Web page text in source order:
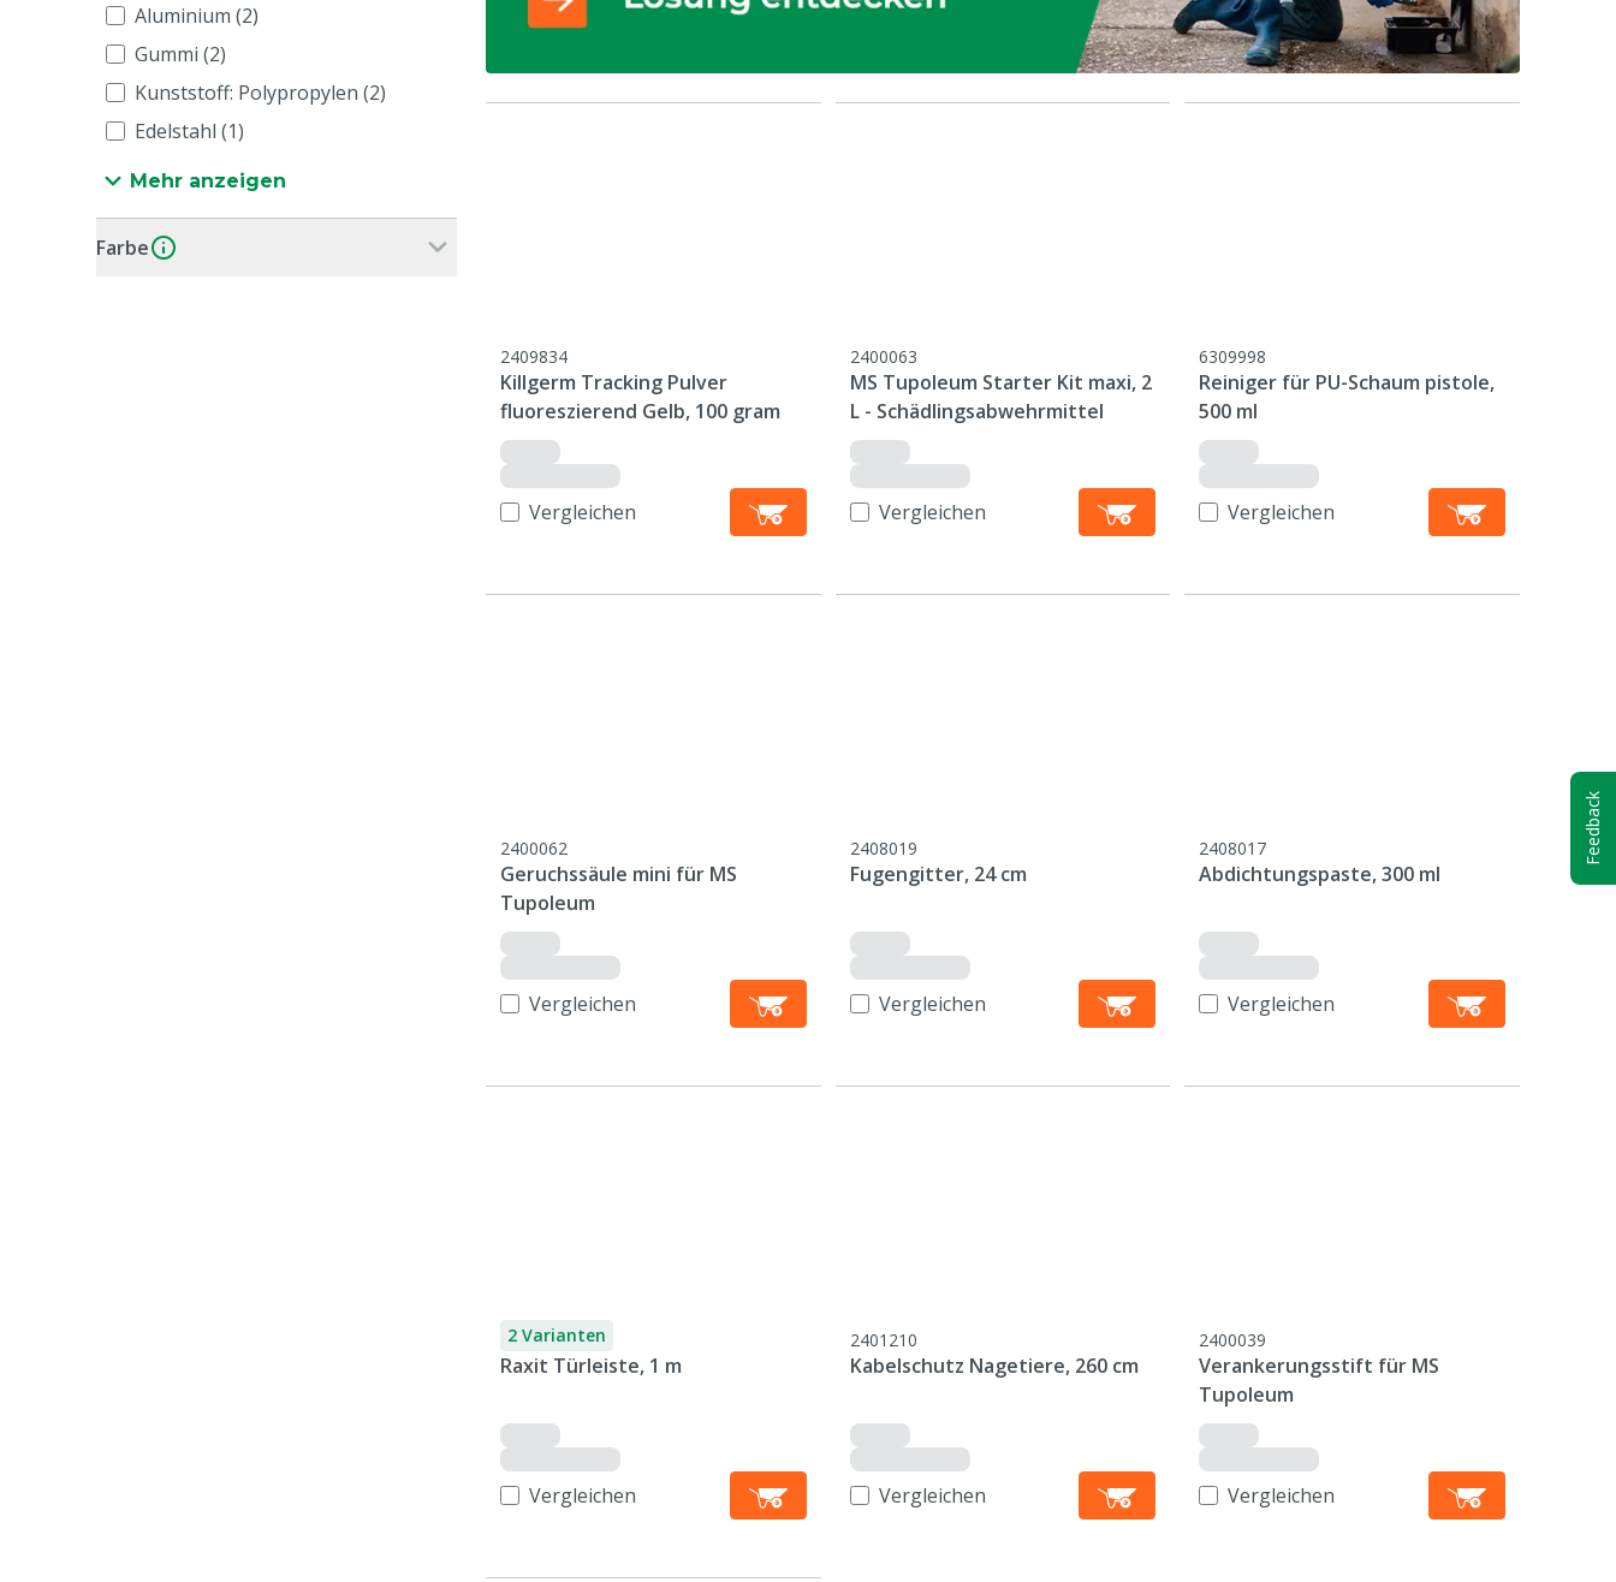
Aluminium (2)
Gummi (2)
Kunststoff: Polypropylen (2)
Edelstahl (1)
Mehr anzeigen
Farbe
2409834
Killgerm Tracking Pulver
fluoreszierend Gelb, 100 gram
Vergleichen
2400063
MS Tupoleum Starter Kit maxi, 2
L - Schädlingsabwehrmittel
Vergleichen
6309998
Reiniger für PU-Schaum pistole,
500 ml
Vergleichen
2400062
Geruchssäule mini für MS
Tupoleum
Vergleichen
2408019
Fugengitter, 24 cm
Vergleichen
2408017
Abdichtungspaste, 300 ml
Vergleichen
2 Varianten
Raxit Türleiste, 1 m
Vergleichen
2401210
Kabelschutz Nagetiere, 260 cm
Vergleichen
2400039
Verankerungsstift für MS
Tupoleum
Vergleichen
Feedback